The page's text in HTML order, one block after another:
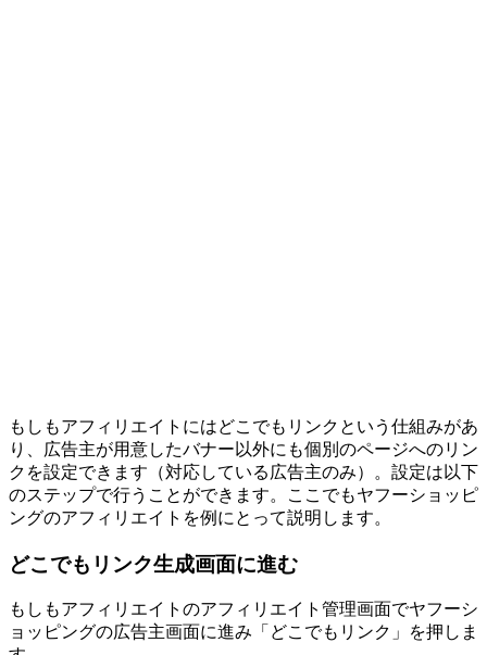
もしもアフィリエイトにはどこでもリンクという仕組みがあ
り、広告主が用意したバナー以外にも個別のページへのリン
クを設定できます（対応している広告主のみ）。設定は以下
のステップで行うことができます。ここでもヤフーショッピ
ングのアフィリエイトを例にとって説明します。
どこでもリンク生成画面に進む
もしもアフィリエイトのアフィリエイト管理画面でヤフーシ
ョッピングの広告主画面に進み「どこでもリンク」を押しま